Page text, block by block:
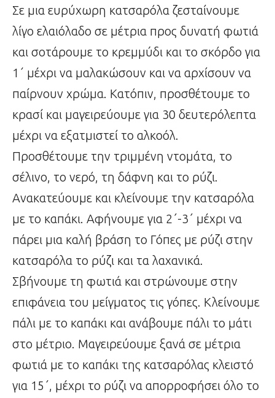
Σε μια ευρύχωρη κατσαρόλα ζεσταίνουμε
λίγο ελαιόλαδο σε μέτρια προς δυνατή φωτιά
και σοτάρουμε το κρεμμύδι και το σκόρδο για
1΄ μέχρι να μαλακώσουν και να αρχίσουν να
παίρνουν χρώμα. Κατόπιν, προσθέτουμε το
κρασί και μαγειρεύουμε για 30 δευτερόλεπτα
μέχρι να εξατμιστεί το αλκοόλ.
Προσθέτουμε την τριμμένη ντομάτα, το
σέλινο, το νερό, τη δάφνη και το ρύζι.
Ανακατεύουμε και κλείνουμε την κατσαρόλα
με το καπάκι. Αφήνουμε για 2΄-3΄ μέχρι να
πάρει μια καλή βράση το Γόπες με ρύζι στην
κατσαρόλα το ρύζι και τα λαχανικά.
Σβήνουμε τη φωτιά και στρώνουμε στην
επιφάνεια του μείγματος τις γόπες. Κλείνουμε
πάλι με το καπάκι και ανάβουμε πάλι το μάτι
στο μέτριο. Μαγειρεύουμε ξανά σε μέτρια
φωτιά με το καπάκι της κατσαρόλας κλειστό
για 15΄, μέχρι το ρύζι να απορροφήσει όλο το